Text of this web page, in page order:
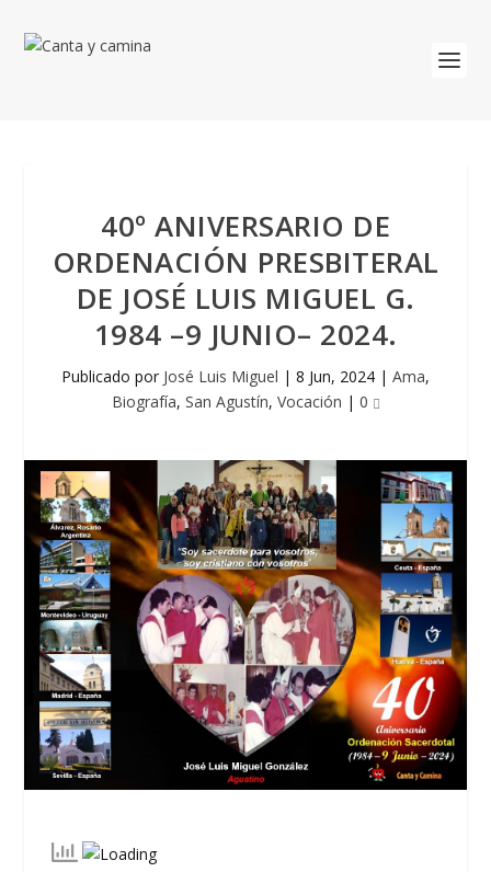
40º ANIVERSARIO DE
ORDENACIÓN PRESBITERAL
DE JOSÉ LUIS MIGUEL G.
1984 –9 JUNIO– 2024.
Publicado por José Luis Miguel | 8 Jun, 2024 | Ama,
Biografía, San Agustín, Vocación | 0